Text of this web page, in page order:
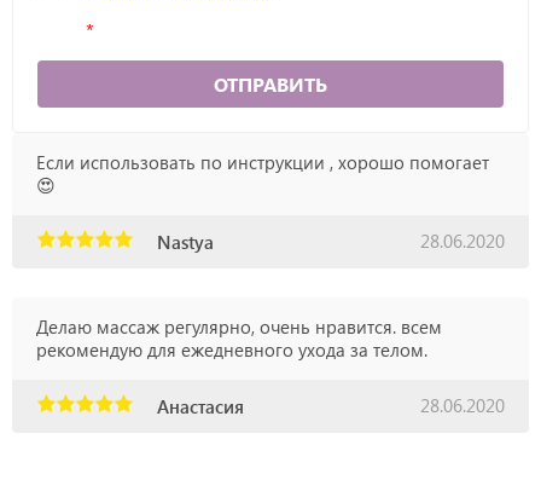
ОТПРАВИТЬ
Если использовать по инструкции , хорошо помогает
😍
Nastya 28.06.2020
Делаю массаж регулярно, очень нравится. всем
рекомендую для ежедневного ухода за телом.
Анастасия 28.06.2020